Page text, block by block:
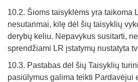
10.2. Šioms taisyklėms yra taikoma
nesutarimai, kilę dėl šių taisyklių
derybų keliu. Nepavykus susitarti,
sprendžiami LR įstatymų nustatyta
10.3. Pastabas dėl šių Taisyklių
pasiūlymus galima teikti Pardavėjui